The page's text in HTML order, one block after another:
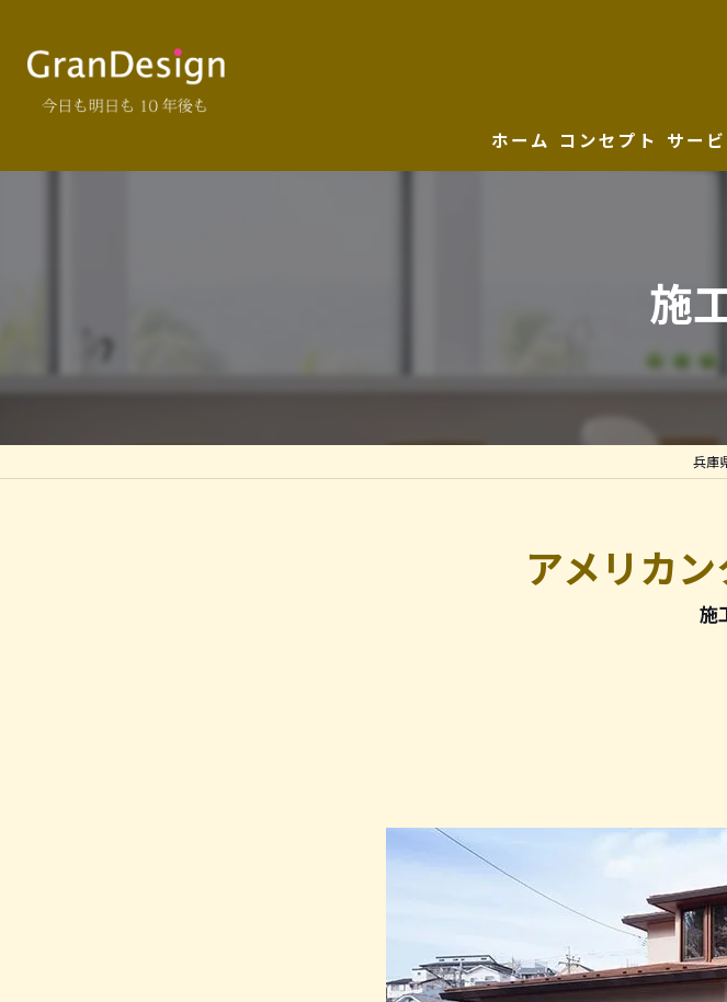
ホーム コンセプト サー
施
兵庫
施
アメリカ